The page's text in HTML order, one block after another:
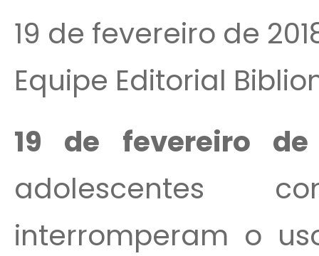
19 de fevereiro de
Equipe Editorial
19 de fevereiro de
adolescentes
interromperam o